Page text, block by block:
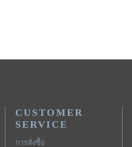
CUSTOMER
SERVICE
การสั่งซื้อ